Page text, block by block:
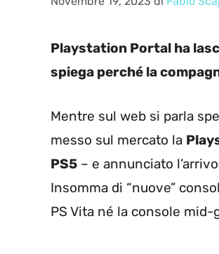
Playstation Portal ha
spiega perché la
Mentre sul web si parla
messo sul mercato la
PS5 – e annunciato
Insomma di “nuove”
PS Vita né la console